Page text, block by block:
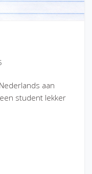
aan
student lekker